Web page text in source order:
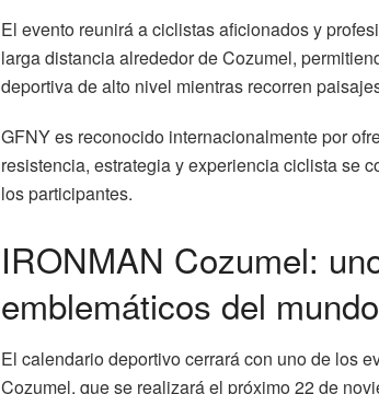
El evento reunirá a ciclistas aficionados y
larga distancia alrededor de Cozumel,
deportiva de alto nivel mientras recorren
GFNY es reconocido internacionalmente por
resistencia, estrategia y experiencia ciclista se
los participantes.
IRONMAN Cozumel:
emblemáticos del mundo
El calendario deportivo cerrará con uno de los
Cozumel, que se realizará el próximo 22 de